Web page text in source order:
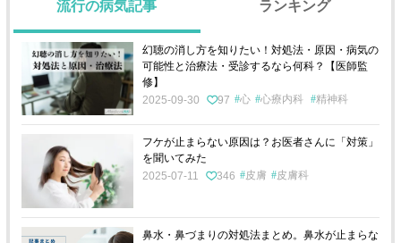
流行の病気記事 ランキング
幻聴の消し方を知りたい！対処法・原因・病気の
可能性と治療法・受診するなら何科？【医師監
修】
2025-09-30
97 心 心療内科 精神科
フケが止まらない原因は？お医者さんに「対策」
を聞いてみた
2025-07-11
346 皮膚 皮膚科
鼻水・鼻づまりの対処法まとめ。鼻水が止まらな